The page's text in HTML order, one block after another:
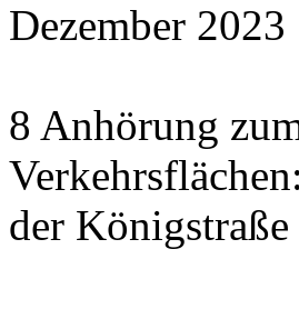
Dezember 2023
8 Anhörung
der